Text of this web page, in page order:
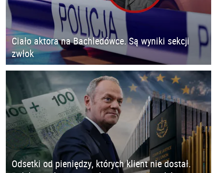
Ciało aktora na Bachledówce. Są wyniki sekcji
zwłok
Odsetki od pieniędzy, których klient nie dostał.